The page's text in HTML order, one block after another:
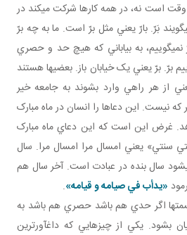
است نه، در همه کارها شرکت مي کند در
بَرّ. بارّ يعني مثل برّ است. ما به چه برّ
نمي گوييم، به بياباني که هيچ حد و حصري
برّ. برّ يعني يک خيابان باز. بعضي ها هستند
از هر راهي وارد بشوند به جامعه خير
که نيست. اين دعاها را انسان در ماه مبارک
غرض اين است که اين دعاي ماه مبارک
سنتي» يعني امسال مرا امسال مرا. سال
شود سال بنده در عبادت است. آخر سال هم
«يدأب في صيامه و قيامه».
ها اگر حدي هم باشد حصري هم باشد به
بشود. يکي از چيزهايي که داغ آورترين